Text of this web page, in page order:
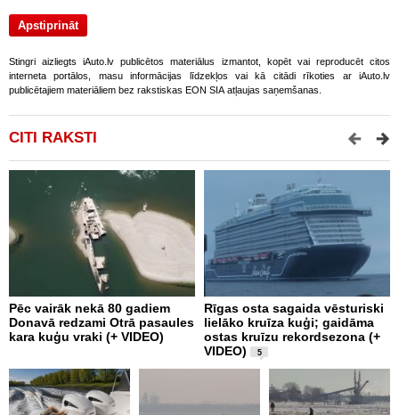
Stingri aizliegts iAuto.lv publicētos materiālus izmantot, kopēt vai reproducēt citos
interneta portālos, masu informācijas līdzekļos vai kā citādi rīkoties ar iAuto.lv
publicētajiem materiāliem bez rakstiskas EON SIA atļaujas saņemšanas.
CITI RAKSTI
Pēc vairāk nekā 80 gadiem
Donavā redzami Otrā pasaules
kara kuģu vraki (+ VIDEO)
Rīgas osta sagaida vēsturiski
lielāko kruīza kuģi; gaidāma
ostas kruīzu rekordsezona (+
VIDEO)
5